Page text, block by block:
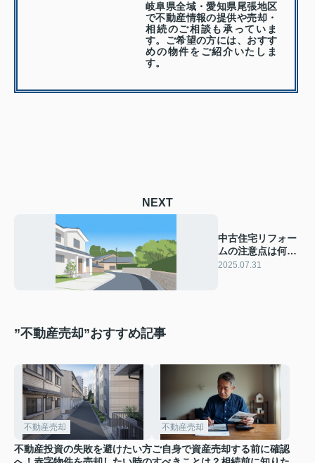
岐阜県全域・愛知県尾張地区
で不動産情報の提供や売却・
相続のご相談も承っていま
す。ご希望の方には、おすす
めの物件をご紹介いたしま
す。
NEXT
中古住宅リフォー
ムの注意点は何？
費用や物件選びの
2025.07.31
”不動産売却”おすすめ記事
不動産売却
不動産投資の失敗を避けたい方
不動産売却
ご自身で資産売却する前に確認